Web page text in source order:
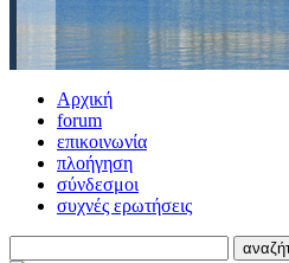
Αρχική
forum
επικοινωνία
πλοήγηση
σύνδεσμοι
συχνές ερωτήσεις